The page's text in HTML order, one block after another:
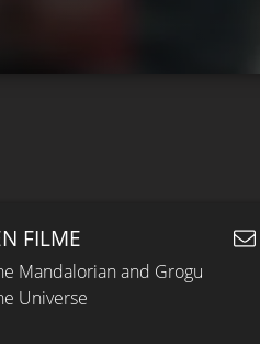
FILME
Mandalorian and Grogu
Universe